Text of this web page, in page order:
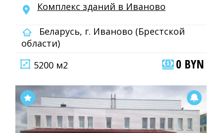
Комплекс зданий в Иваново
Беларусь, г. Иваново (Брестской
области)
5200 м2
0 BYN